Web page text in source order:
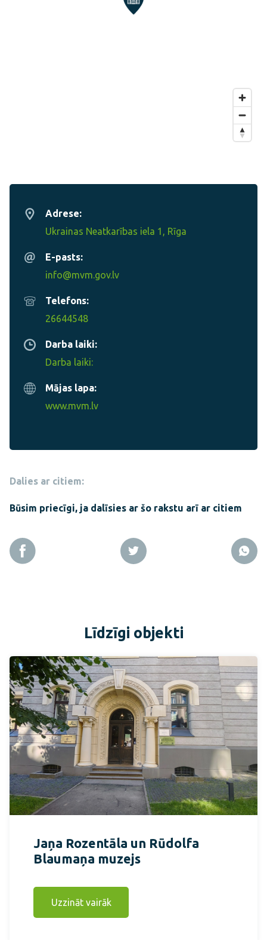
Adrese:
Ukrainas Neatkarības iela 1, Rīga
E-pasts:
info@mvm.gov.lv
Telefons:
26644548
Darba laiki:
Darba laiki:
Mājas lapa:
www.mvm.lv
Dalies ar citiem:
Būsim priecīgi, ja dalīsies ar šo rakstu arī ar citiem
Līdzīgi objekti
Jaņa Rozentāla un Rūdolfa
Blaumaņa muzejs
Uzzināt vairāk